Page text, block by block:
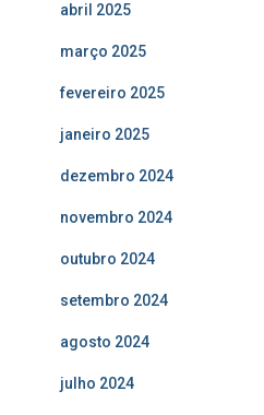
abril 2025
março 2025
fevereiro 2025
janeiro 2025
dezembro 2024
novembro 2024
outubro 2024
setembro 2024
agosto 2024
julho 2024